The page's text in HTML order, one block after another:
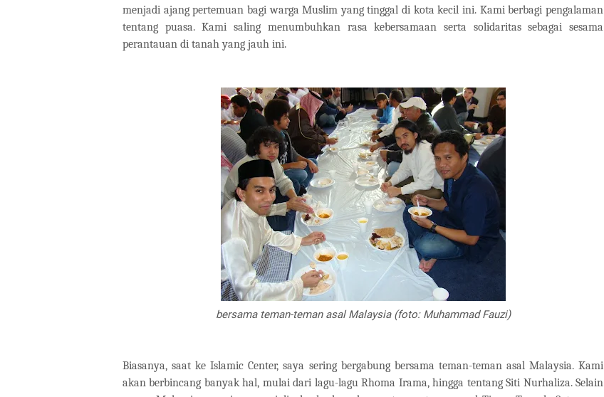
menjadi ajang pertemuan bagi warga Muslim yang tinggal di kota kecil ini. Kami berbagi pengalaman
tentang puasa. Kami saling menumbuhkan rasa kebersamaan serta solidaritas sebagai sesama
perantauan di tanah yang jauh ini.
bersama teman-teman asal Malaysia (foto: Muhammad Fauzi)
Biasanya, saat ke Islamic Center, saya sering bergabung bersama teman-teman asal Malaysia. Kami
akan berbincang banyak hal, mulai dari lagu-lagu Rhoma Irama, hingga tentang Siti Nurhaliza. Selain